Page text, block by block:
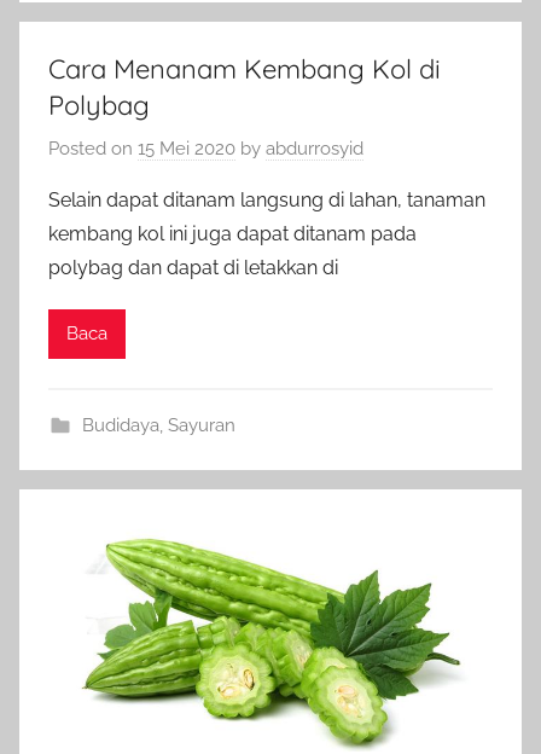
Cara Menanam Kembang Kol di
Polybag
Posted on 15 Mei 2020 by abdurrosyid
Selain dapat ditanam langsung di lahan, tanaman
kembang kol ini juga dapat ditanam pada
polybag dan dapat di letakkan di
Baca
Budidaya Sayuran